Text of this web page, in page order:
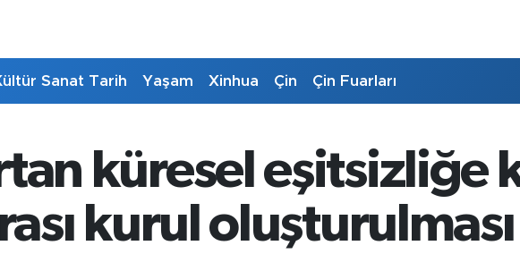
Sanat Tarih Yaşam Xinhua Çin Çin Fuarları
küresel eşitsizliğe
kurul oluşturulması